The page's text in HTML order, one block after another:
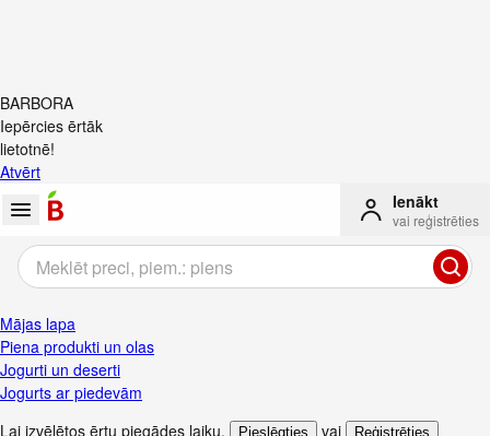
BARBORA
Iepērcies ērtāk
lietotnē!
Atvērt
Ienākt
vai reģistrēties
Mājas lapa
Piena produkti un olas
Jogurti un deserti
Jogurts ar piedevām
Lai izvēlētos ērtu piegādes laiku, Pieslēgties vai Reģistrēties